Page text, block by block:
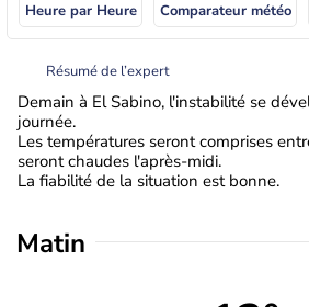
Heure par Heure Comparateur météo
Résumé de l’expert
Demain à El Sabino, l'instabilité se
journée.
Les températures seront comprises
seront chaudes l'après-midi.
La fiabilité de la situation est bonne.
Matin